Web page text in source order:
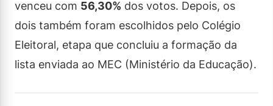
venceu com 56,30% dos votos. Depois, os
dois também foram escolhidos pelo Colégio
Eleitoral, etapa que concluiu a formação da
lista enviada ao MEC (Ministério da Educação).